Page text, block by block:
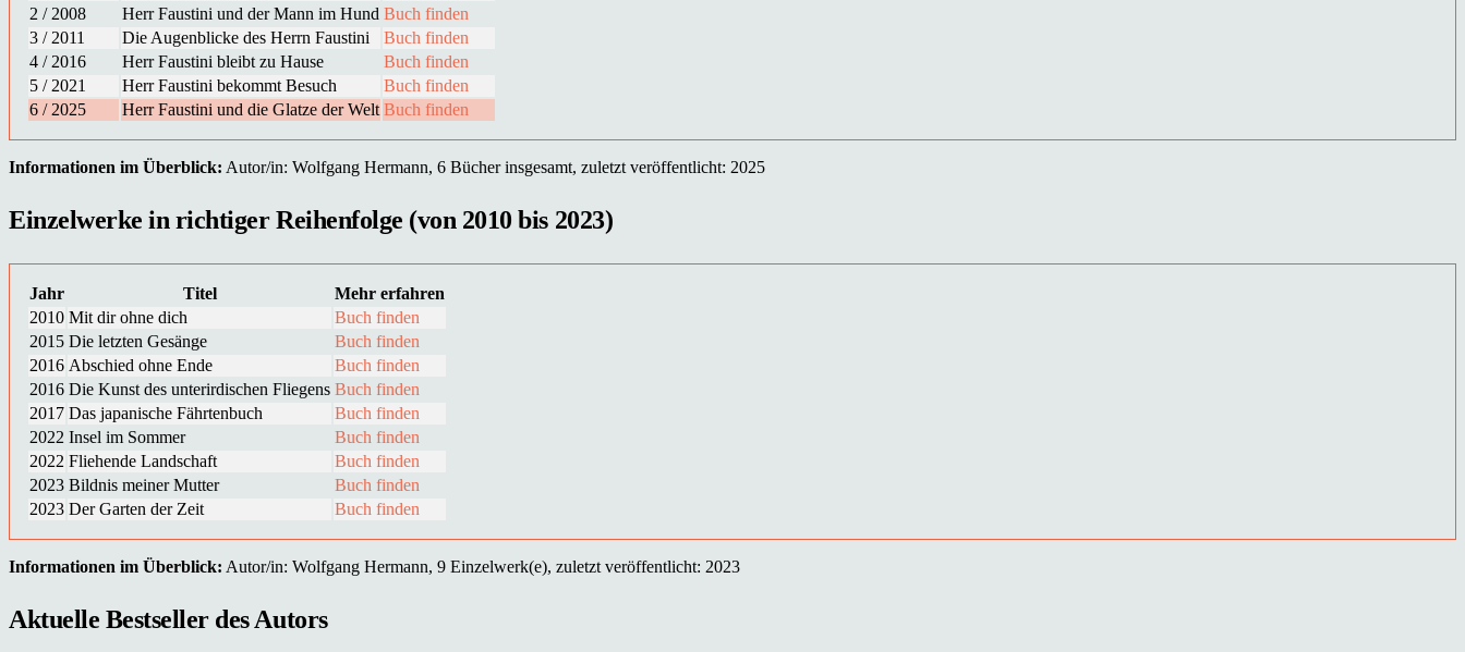
2 / 2008
Herr Faustini und der Mann im Hund Buch finden
3 / 2011
Die Augenblicke des Herrn Faustini
Buch finden
4 / 2016
Herr Faustini bleibt zu Hause
Buch finden
5 / 2021
Herr Faustini bekommt Besuch
Buch finden
6 / 2025
Herr Faustini und die Glatze der Welt Buch finden
Informationen im Überblick: Autor/in: Wolfgang Hermann, 6 Bücher insgesamt, zuletzt veröffentlicht: 2025
Einzelwerke in richtiger Reihenfolge (von 2010 bis 2023)
Jahr Titel
Mehr erfahren
2010 Mit dir ohne dich
Buch finden
2015 Die letzten Gesänge
Buch finden
2016 Abschied ohne Ende
Buch finden
2016 Die Kunst des unterirdischen Fliegens Buch finden
2017 Das japanische Fährtenbuch
Buch finden
2022 Insel im Sommer
Buch finden
2022 Fliehende Landschaft
Buch finden
2023 Bildnis meiner Mutter
Buch finden
2023 Der Garten der Zeit Buch finden
Informationen im Überblick: Autor/in: Wolfgang Hermann, 9 Einzelwerk(e), zuletzt veröffentlicht: 2023
Aktuelle Bestseller des Autors